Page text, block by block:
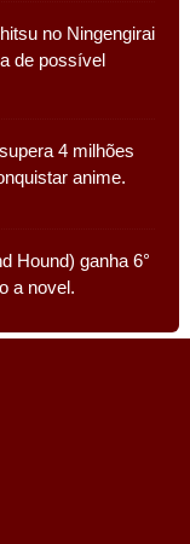
no Ningengirai
de possível
4 milhões
anime.
Hound) ganha 6°
a novel.